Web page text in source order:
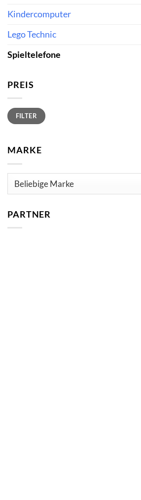
Kindercomputer
Lego Technic
Spieltelefone
PREIS
Min.
Preis
Max.
PreisFILTER
MARKE
PARTNER